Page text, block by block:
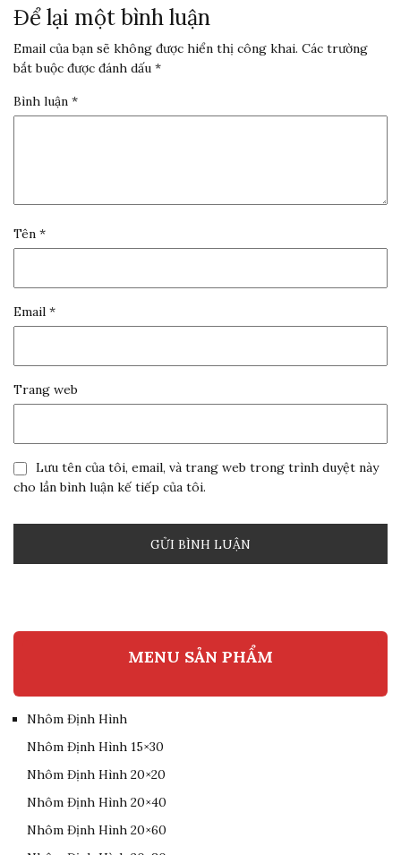
Để lại một bình luận
Email của bạn sẽ không được hiển thị công khai. Các trường
bắt buộc được đánh dấu *
Bình luận *
Tên *
Email *
Trang web
Lưu tên của tôi, email, và trang web trong trình duyệt này
cho lần bình luận kế tiếp của tôi.
MENU SẢN PHẨM
Nhôm Định Hình
Nhôm Định Hình 15×30
Nhôm Định Hình 20×20
Nhôm Định Hình 20×40
Nhôm Định Hình 20×60